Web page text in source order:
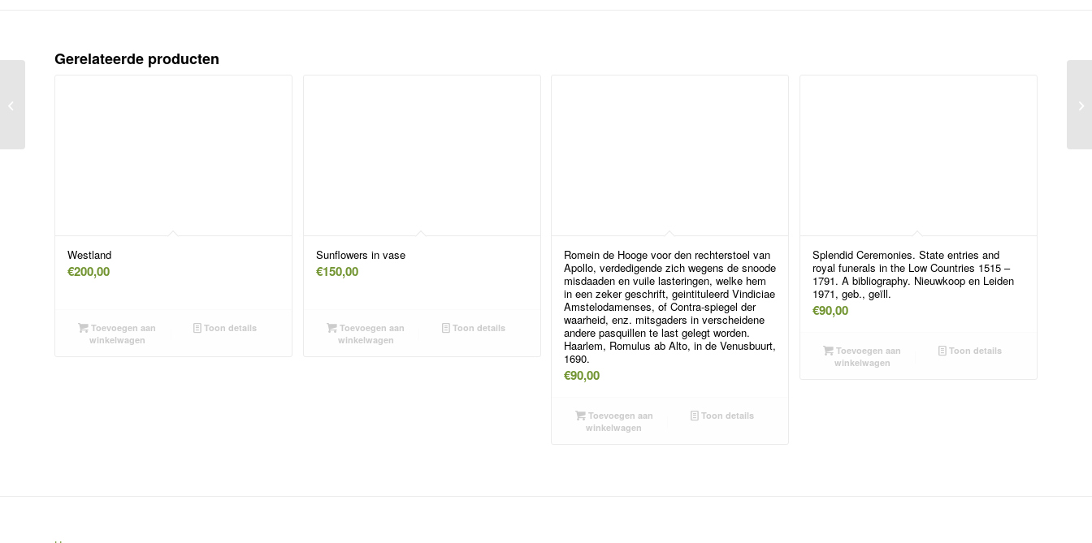
Gerelateerde producten
Westland
€200,00
Toevoegen aan
winkelwagen
Toon details
Sunflowers in vase
€150,00
Toevoegen aan
winkelwagen
Toon details
Romein de Hooge voor den rechterstoel van
Apollo, verdedigende zich wegens de snoode
misdaaden en vuile lasteringen, welke hem
in een zeker geschrift, geintituleerd Vindiciae
Amstelodamenses, of Contra-spiegel der
waarheid, enz. mitsgaders in verscheidene
andere pasquillen te last gelegt worden.
Haarlem, Romulus ab Alto, in de Venusbuurt,
1690.
€90,00
Toevoegen aan
winkelwagen
Toon details
Splendid Ceremonies. State entries and
royal funerals in the Low Countries 1515 –
1791. A bibliography. Nieuwkoop en Leiden
1971, geb., geïll.
€90,00
Toevoegen aan
winkelwagen
Toon details
A